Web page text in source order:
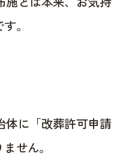
。
体に「改葬許可申請
せん。